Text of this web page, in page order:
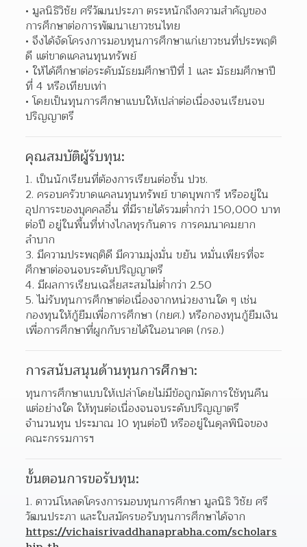
มูลนิธิวิชัย ศรีวัฒนประภา ตระหนักถึงความสำคัญของ
การศึกษาต่อการพัฒนาเยาวชนไทย
จึงได้จัดโครงการมอบทุนการศึกษาแก่เยาวชนที่ประพฤติ
ดี แต่ขาดแคลนทุนทรัพย์
ให้ได้ศึกษาต่อระดับมัธยมศึกษาปีที่ 1 และ มัธยมศึกษาปี
ที่ 4 หรือเทียบเท่า
โดยเป็นทุนการศึกษาแบบให้เปล่าต่อเนื่องจนเรียนจบ
ปริญญาตรี
คุณสมบัติผู้รับทุน:
เป็นนักเรียนที่ต้องการเรียนต่อชั้น ปวช.
ครอบครัวขาดแคลนทุนทรัพย์ ขาดบุพการี หรืออยู่ใน
อุปการะของบุคคลอื่น ที่มีรายได้รวมต่ำกว่า 150,000 บาท
ต่อปี อยู่ในพื้นที่ห่างไกลทุรกันดาร การคมนาคมยาก
ลำบาก
มีความประพฤติดี มีความมุ่งมั่น ขยัน หมั่นเพียรที่จะ
ศึกษาต่อจนจบระดับปริญญาตรี
มีผลการเรียนเฉลี่ยสะสมไม่ต่ำกว่า 2.50
ไม่รับทุนการศึกษาต่อเนื่องจากหน่วยงานใด ๆ เช่น
กองทุนให้กู้ยืมเพื่อการศึกษา (กยศ.) หรือกองทุนกู้ยืมเงิน
เพื่อการศึกษาที่ผูกกับรายได้ในอนาคต (กรอ.)
การสนับสนุนด้านทุนการศึกษา:
ทุนการศึกษาแบบให้เปล่าโดยไม่มีข้อถูกมัดการใช้ทุนคืน
แต่อย่างใด ให้ทุนต่อเนื่องจนจบระดับปริญญาตรี
จำนวนทุน ประมาณ 10 ทุนต่อปี หรืออยู่ในดุลพินิจของ
คณะกรรมการฯ
ขั้นตอนการขอรับทุน:
ดาวน์โหลดโครงการมอบทุนการศึกษา มูลนิธิ วิชัย ศรี
https://vichaisrivaddhanaprabha.com/scholars